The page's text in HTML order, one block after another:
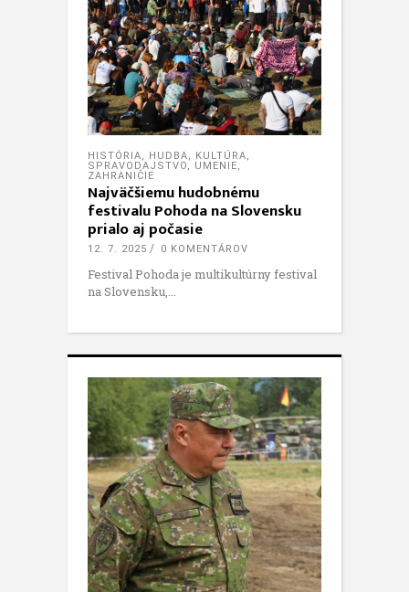
HISTÓRIA, HUDBA, KULTÚRA,
SPRAVODAJSTVO, UMENIE,
ZAHRANIČIE
Najväčšiemu hudobnému
festivalu Pohoda na Slovensku
prialo aj počasie
12. 7. 2025 0 KOMENTÁROV
Festival Pohoda je multikultúrny festival
na Slovensku,